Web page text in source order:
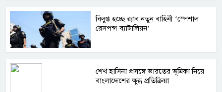
বিলুপ্ত হচ্ছে র‍্যাব,নতুন বাহিনী ‘স্পেশাল
রেসপন্স ব্যাটালিয়ন’
শেখ হাসিনা প্রসঙ্গে ভারতের ভূমিকা নিয়ে
বাংলাদেশের ক্ষুব্ধ প্রতিক্রিয়া